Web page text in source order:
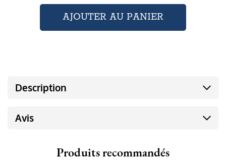
Description
Avis
Produits recommandés